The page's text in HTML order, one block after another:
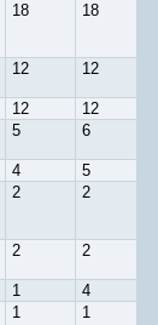
18 18
12 12
12
12
5 6
4
5
2 2
2 2
1
4
1 1